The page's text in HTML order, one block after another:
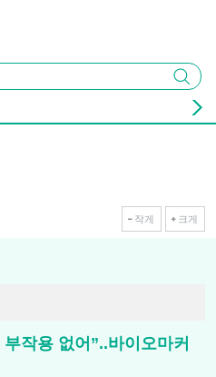
검색
작게 크게
작용 없어”..바이오마커